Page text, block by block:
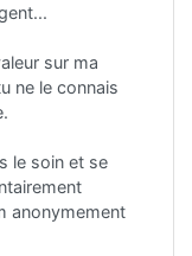
sur ma
ne le connais
le soin et se
anonymement